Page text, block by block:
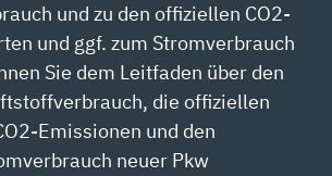
und zu den offiziellen CO2-
und ggf. zum Stromverbrauch
Sie dem Leitfaden über den
die offiziellen
Emissionen und den
neuer Pkw